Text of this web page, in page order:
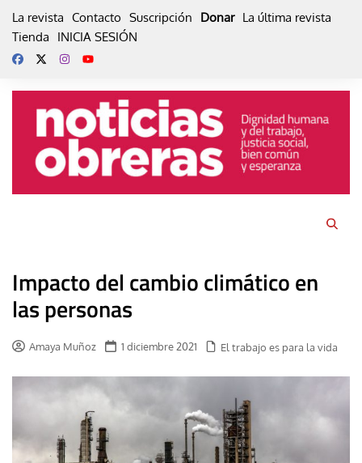
La revista Contacto Suscripción Donar La última revista
Tienda
INICIA SESIÓN
Impacto del cambio climático en
las personas
Amaya Muñoz 1 diciembre 2021 El trabajo es para la vida